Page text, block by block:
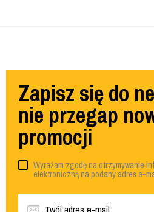
Zapisz się do
nie przegap
promocji
Wyrażam zgodę na otrzymywanie
elektroniczną na podany adres e-